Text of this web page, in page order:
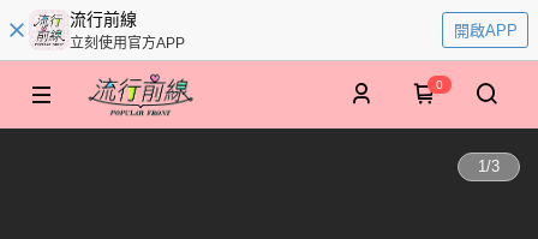
流行前線
立刻使用官方APP
開啟APP
0
1/3